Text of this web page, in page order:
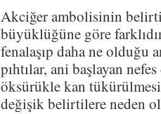
Akciğer ambolisinin
büyüklüğüne göre
fenalaşıp daha ne olduğu
pıhtılar, ani başlayan
öksürükle kan
değişik belirtilere neden